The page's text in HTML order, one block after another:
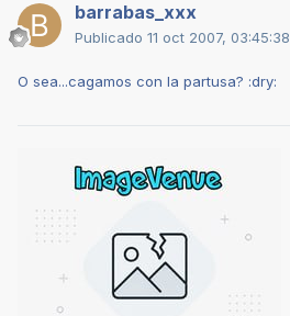
barrabas_xxx
Publicado 11 oct 2007, 03:45:38
O sea...cagamos con la partusa? :dry: